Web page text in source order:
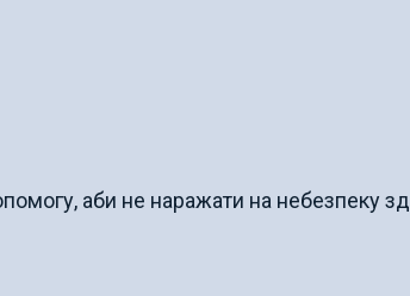
аби не наражати на небезпеку